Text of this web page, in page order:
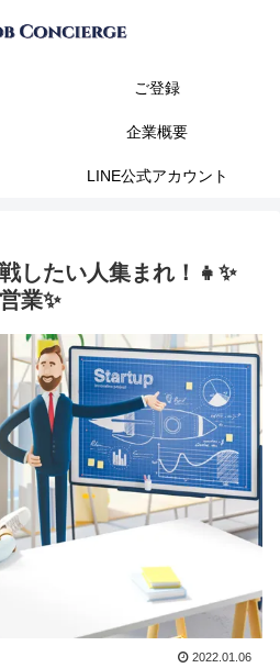
ご登録
企業概要
LINE公式アカウント
したい人集まれ！👧✨
業✨
2022.01.06